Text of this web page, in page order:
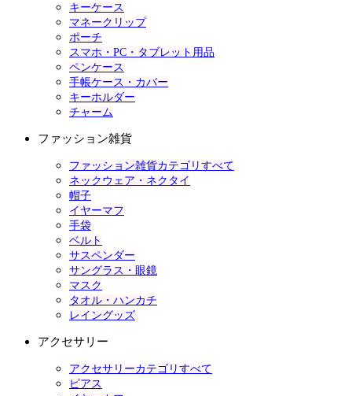
キーケース
マネークリップ
ポーチ
スマホ・PC・タブレット用品
ペンケース
手帳ケース・カバー
キーホルダー
チャーム
ファッション雑貨
ファッション雑貨カテゴリすべて
ネックウェア・ネクタイ
帽子
イヤーマフ
手袋
ベルト
サスペンダー
サングラス・眼鏡
マスク
タオル・ハンカチ
レイングッズ
アクセサリー
アクセサリーカテゴリすべて
ピアス